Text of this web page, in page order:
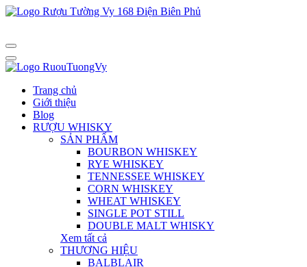
Trang chủ
Giới thiệu
Blog
RƯỢU WHISKY
SẢN PHẨM
BOURBON WHISKEY
RYE WHISKEY
TENNESSEE WHISKEY
CORN WHISKEY
WHEAT WHISKEY
SINGLE POT STILL
DOUBLE MALT WHISKY
Xem tất cả
THƯƠNG HIỆU
BALBLAIR